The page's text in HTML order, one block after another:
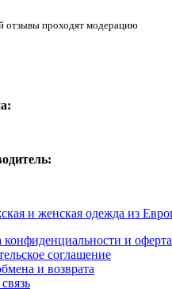
отзывы проходят модерацию
и оферта
соглашение
и возврата